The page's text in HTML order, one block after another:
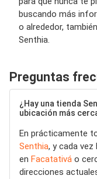
buscando más
o alrededor,
Senthia.
Preguntas
¿Hay una tienda
ubicación más
En prácticamente
Senthia, y cada vez
en Facatativá o
direcciones